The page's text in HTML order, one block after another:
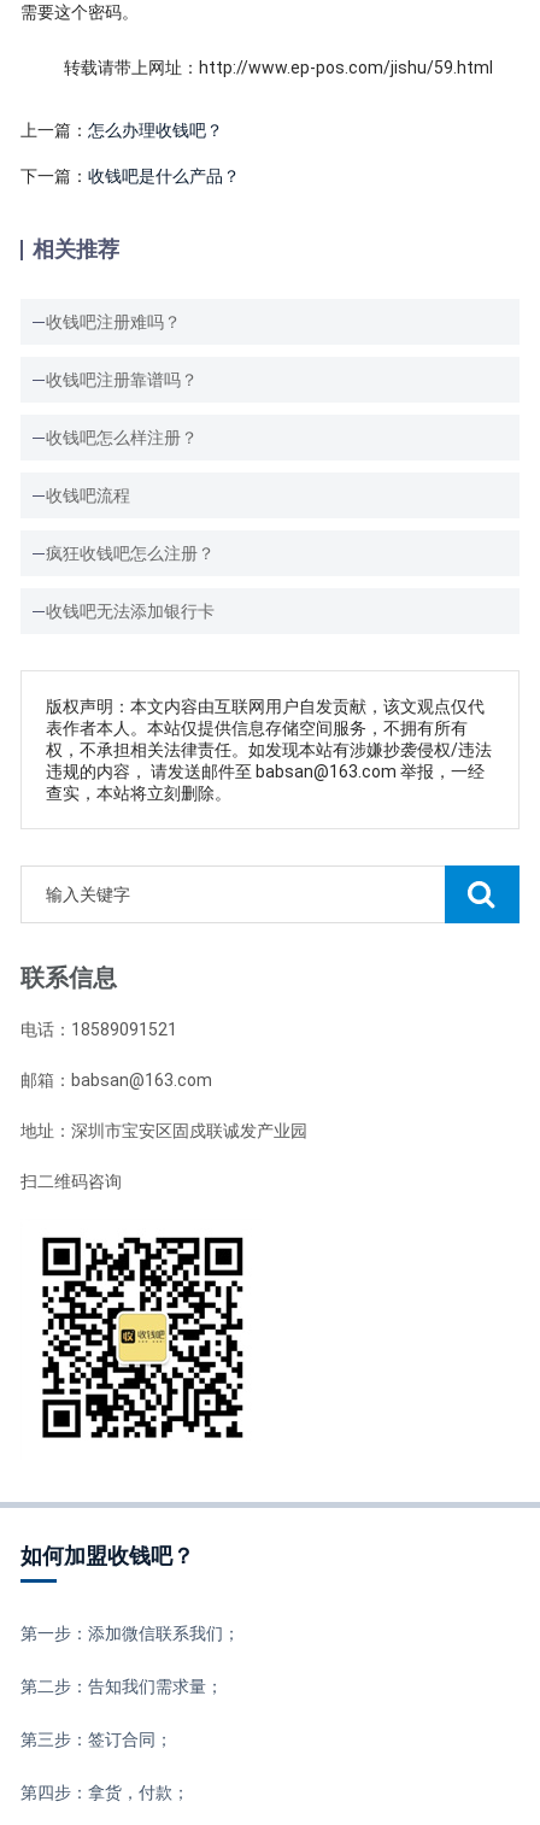
需要这个密码。
转载请带上网址：http://www.ep-pos.com/jishu/59.html
上一篇：怎么办理收钱吧？
下一篇：收钱吧是什么产品？
相关推荐
收钱吧注册难吗？
收钱吧注册靠谱吗？
收钱吧怎么样注册？
收钱吧流程
疯狂收钱吧怎么注册？
收钱吧无法添加银行卡
版权声明：本文内容由互联网用户自发贡献，该文观点仅代
表作者本人。本站仅提供信息存储空间服务，不拥有所有
权，不承担相关法律责任。如发现本站有涉嫌抄袭侵权/违法
违规的内容， 请发送邮件至 babsan@163.com 举报，一经
查实，本站将立刻删除。
联系信息
电话：18589091521
邮箱：babsan@163.com
地址：深圳市宝安区固戍联诚发产业园
扫二维码咨询
如何加盟收钱吧？
第一步：添加微信联系我们；
第二步：告知我们需求量；
第三步：签订合同；
第四步：拿货，付款；